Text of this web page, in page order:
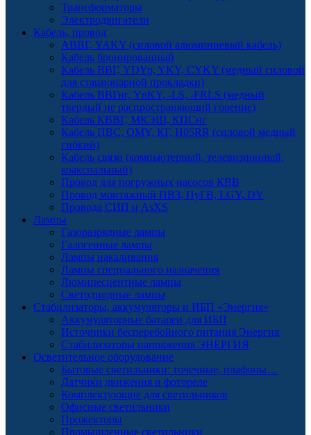
Трансформаторы
Электродвигатели
Кабель, провод
АВВГ, YAKY (силовой алюминиевый кабель)
Кабель бронированный
Кабель ВВГ, YDYp, YKY, CYKY (медный силовой
для стационарной прокладки)
Кабель ВВГнг, YnKY, -LS, -FRLS (медный
твердый не распространяющий горение)
Кабель КВВГ, МКЭШ, КПСнг
Кабель ПВС, OMY, КГ, H05RR (силовой медный
гибкий)
Кабель связи (компьютерный, телевизионный,
коаксиальный)
Провод для погружных насосов КВВ
Провод монтажный ПВЗ, ПуГВ, LGY, DY
Провода СИП и AsXS
Лампы
Газоразрядные лампы
Галогенные лампы
Лампы накаливания
Лампы специального назначения
Люминесцентные лампы
Светодиодные лампы
Стабилизаторы, аккумуляторы и ИБП «Энергия»
Аккумуляторные батареи для ИБП
Источники бесперебойного питания Энергия
Стабилизаторы напряжения ЭНЕРГИЯ
Осветительное оборудование
Бытовые светильники: точечные, плафоны…
Датчики движения и фотореле
Комплектующие для светильников
Офисные светильники
Прожекторы
Промышленные светильники